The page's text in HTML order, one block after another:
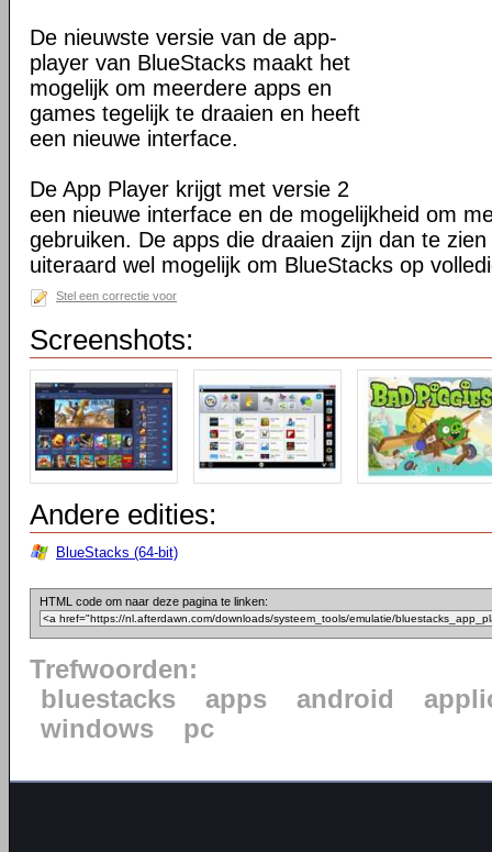
De nieuwste versie van de app-
player van BlueStacks maakt het
mogelijk om meerdere apps en
games tegelijk te draaien en heeft
een nieuwe interface.
De App Player krijgt met versie 2
een nieuwe interface en de mogelijkheid om
gebruiken. De apps die draaien zijn dan te
uiteraard wel mogelijk om BlueStacks op
Stel een correctie voor
Screenshots:
Andere edities:
BlueStacks (64-bit)
HTML code om naar deze pagina te linken:
Trefwoorden:
bluestacks
apps android
windows
pc